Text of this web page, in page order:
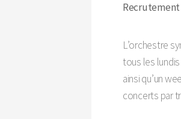
Recrutement
L’orchestre
tous les
ainsi qu’un
concerts par